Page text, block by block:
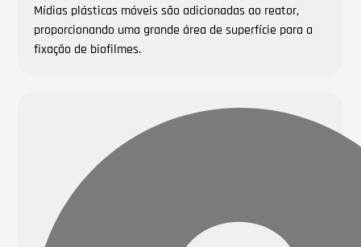
Mídias plásticas móveis são adicionadas ao reator,
proporcionando uma grande área de superfície para a
fixação de biofilmes.